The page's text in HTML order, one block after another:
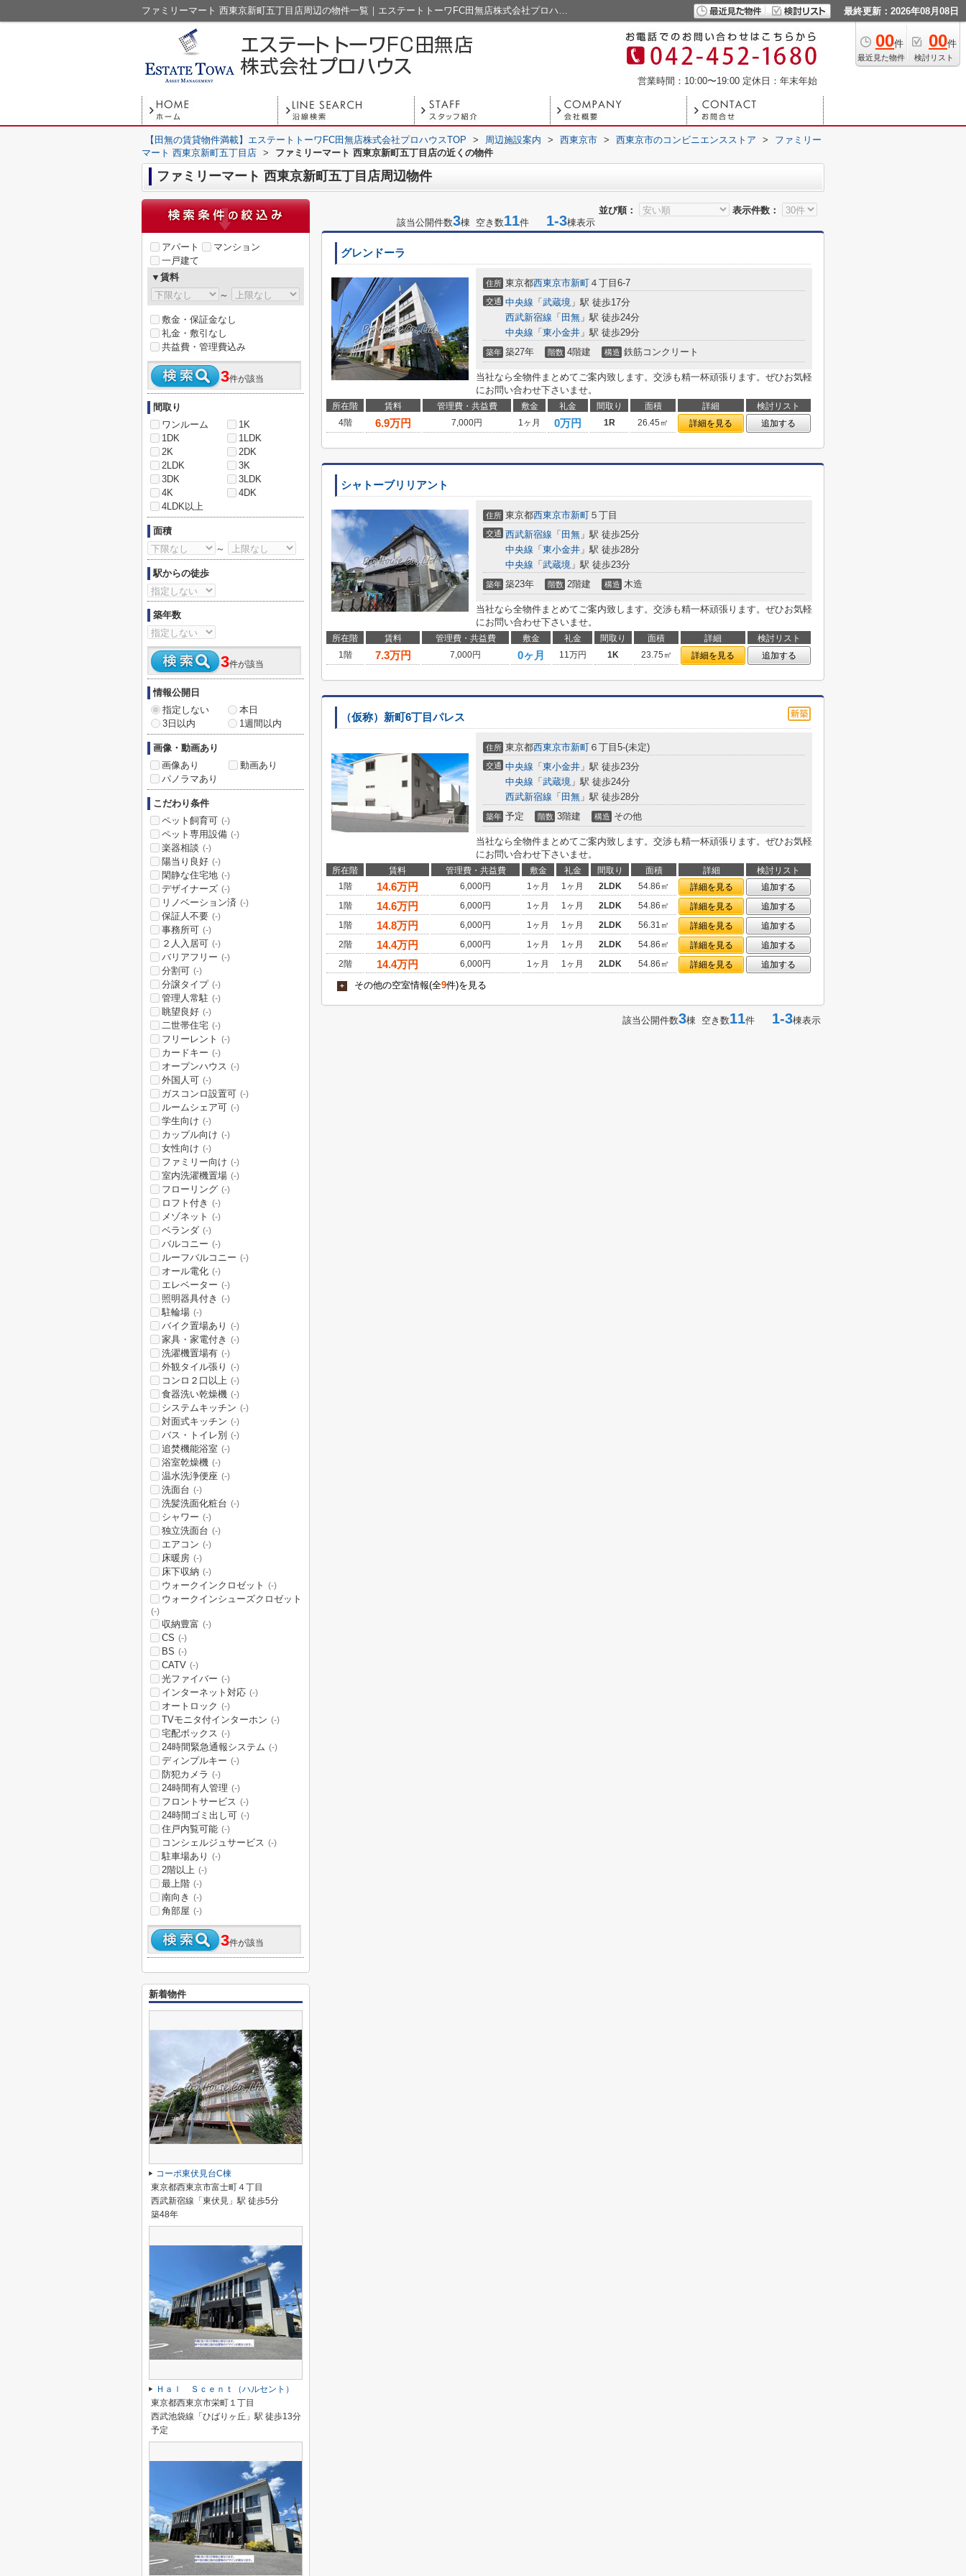
ファミリーマート 西東京新町五丁目店周辺の物件一覧｜エステートトーワFC田無店株式会社プロハウス 最終更新：2026年08月08日
00件
最近見た物件
00件
検討リスト
営業時間：10:00〜19:00 定休日：年末年始
【田無の賃貸物件満載】エステートトーワFC田無店株式会社プロハウスTOP > 周辺施設案内 > 西東京市 > 西東京市のコンビニエンスストア >
ファミリー
マート 西東京新町五丁目店 > ファミリーマート 西東京新町五丁目店の近くの物件
ファミリーマート 西東京新町五丁目店周辺物件
並び順：
表示件数：
該当公開件数3棟 空き数11件 1-3棟表示
グレンドーラ
住所 東京都西東京市新町 ４丁目6-7
交通 中央線 「 武蔵境 」駅 徒歩17分
西武新宿線 「 田無 」駅 徒歩24分
中央線 「 東小金井 」駅 徒歩29分
築年 築27年 階数 4階建 構造 鉄筋コンクリート
当社なら全物件まとめてご案内致します。交渉も精一杯頑張ります。ぜひお気軽
にお問い合わせ下さいませ。
所在階 賃料 管理費・共益費 敷金 礼金 間取り 面積 詳細
検討リスト
4階
6.9万円 7,000円 1ヶ月 0万円 1R 26.45㎡ 詳細を見る 追加する
シャトーブリリアント
住所 東京都西東京市新町 ５丁目
交通 西武新宿線 「 田無 」駅 徒歩25分
中央線 「 東小金井 」駅 徒歩28分
中央線 「 武蔵境 」駅 徒歩23分
築年 築23年 階数 2階建 構造 木造
当社なら全物件まとめてご案内致します。交渉も精一杯頑張ります。ぜひお気軽
にお問い合わせ下さいませ。
所在階 賃料 管理費・共益費 敷金 礼金 間取り 面積 詳細
検討リスト
1階
7.3万円 7,000円 0ヶ月 11万円 1K 23.75㎡ 詳細を見る 追加する
（仮称）新町6丁目パレス
住所 東京都西東京市新町 ６丁目5-(未定)
交通 中央線 「 東小金井 」駅 徒歩23分
中央線 「 武蔵境 」駅 徒歩24分
西武新宿線 「 田無 」駅 徒歩28分
築年 予定 階数 3階建 構造 その他
当社なら全物件まとめてご案内致します。交渉も精一杯頑張ります。ぜひお気軽
にお問い合わせ下さいませ。
所在階 賃料 管理費・共益費 敷金 礼金 間取り 面積 詳細
検討リスト
1階
14.6万円 6,000円 1ヶ月 1ヶ月 2LDK 54.86㎡ 詳細を見る
追加する
1階
14.6万円 6,000円 1ヶ月 1ヶ月 2LDK 54.86㎡ 詳細を見る
追加する
1階
14.8万円 6,000円 1ヶ月 1ヶ月 2LDK 56.31㎡ 詳細を見る
追加する
2階
14.4万円 6,000円 1ヶ月 1ヶ月 2LDK 54.86㎡ 詳細を見る
追加する
2階
14.4万円 6,000円 1ヶ月 1ヶ月 2LDK 54.86㎡ 詳細を見る 追加する
+ その他の空室情報(全9件)を見る
該当公開件数3棟 空き数11件 1-3棟表示
アパート
マンション
一戸建て
▼賃料
～
敷金・保証金なし
礼金・敷引なし
共益費・管理費込み
3件が該当
間取り
ワンルーム
1K
1DK
1LDK
2K
2DK
2LDK
3K
3DK
3LDK
4K
4DK
4LDK以上
面積
～
駅からの徒歩
築年数
3件が該当
情報公開日
指定しない
本日
3日以内
1週間以内
画像・動画あり
画像あり
動画あり
パノラマあり
こだわり条件
ペット飼育可 (-)
ペット専用設備 (-)
楽器相談 (-)
陽当り良好 (-)
閑静な住宅地 (-)
デザイナーズ (-)
リノベーション済 (-)
保証人不要 (-)
事務所可 (-)
２人入居可 (-)
バリアフリー (-)
分割可 (-)
分譲タイプ (-)
管理人常駐 (-)
眺望良好 (-)
二世帯住宅 (-)
フリーレント (-)
カードキー (-)
オープンハウス (-)
外国人可 (-)
ガスコンロ設置可 (-)
ルームシェア可 (-)
学生向け (-)
カップル向け (-)
女性向け (-)
ファミリー向け (-)
室内洗濯機置場 (-)
フローリング (-)
ロフト付き (-)
メゾネット (-)
ベランダ (-)
バルコニー (-)
ルーフバルコニー (-)
オール電化 (-)
エレベーター (-)
照明器具付き (-)
駐輪場 (-)
バイク置場あり (-)
家具・家電付き (-)
洗濯機置場有 (-)
外観タイル張り (-)
コンロ２口以上 (-)
食器洗い乾燥機 (-)
システムキッチン (-)
対面式キッチン (-)
バス・トイレ別 (-)
追焚機能浴室 (-)
浴室乾燥機 (-)
温水洗浄便座 (-)
洗面台 (-)
洗髪洗面化粧台 (-)
シャワー (-)
独立洗面台 (-)
エアコン (-)
床暖房 (-)
床下収納 (-)
ウォークインクロゼット (-)
ウォークインシューズクロゼット
(-)
収納豊富 (-)
CS (-)
BS (-)
CATV (-)
光ファイバー (-)
インターネット対応 (-)
オートロック (-)
TVモニタ付インターホン (-)
宅配ボックス (-)
24時間緊急通報システム (-)
ディンプルキー (-)
防犯カメラ (-)
24時間有人管理 (-)
フロントサービス (-)
24時間ゴミ出し可 (-)
住戸内覧可能 (-)
コンシェルジュサービス (-)
駐車場あり (-)
2階以上 (-)
最上階 (-)
南向き (-)
角部屋 (-)
3件が該当
新着物件
コーポ東伏見台C棟
東京都西東京市富士町４丁目
西武新宿線「東伏見」駅 徒歩5分
築48年
Ｈａｌ Ｓｃｅｎｔ（ハルセント）
東京都西東京市栄町１丁目
西武池袋線「ひばりヶ丘」駅 徒歩13分
予定